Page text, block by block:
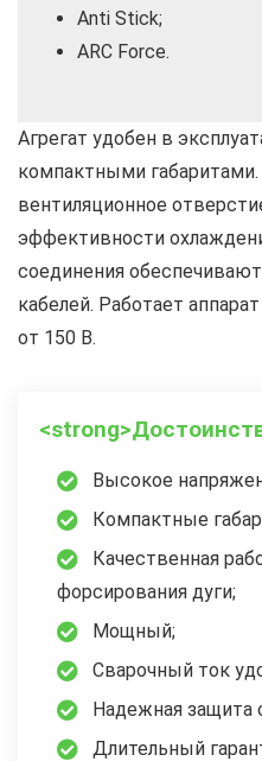
Anti Stick;
ARC Force.
Агрегат удобен в
компактными
вентиляционное
эффективности
соединения
кабелей. Работает
от 150 В.
Высокое
Компактные
Качественная
форсирования дуги;
Мощный;
Сварочный ток
Надежная защита
Длительный